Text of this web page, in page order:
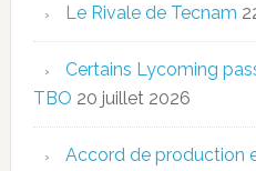
Le Rivale de Tecnam
Certains Lycoming
TBO 20 juillet 2026
Accord de production